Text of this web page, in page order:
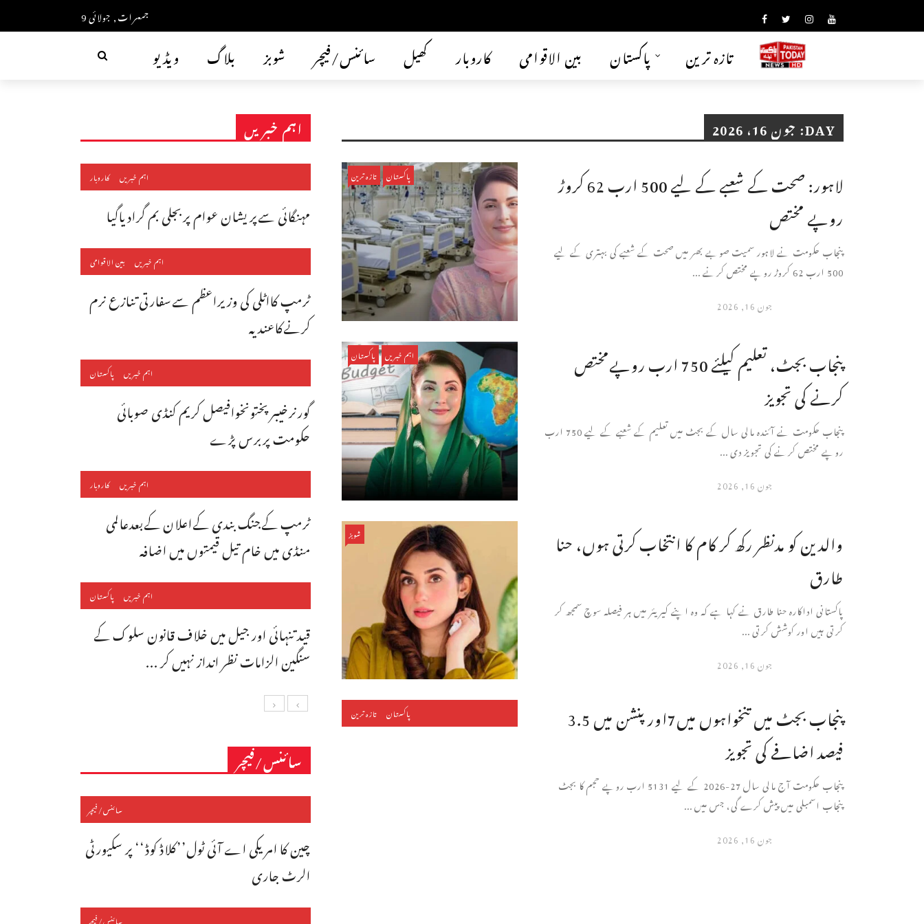
جمعرات, جولائی 9
ویڈیو بلاگ شوبز سائنس/فیچر کھیل کاروبار بین الاقوامی پاکستان تازہ ترین
DAY: جون 16، 2026
پاکستان تازہ ترین
لاہور: صحت کے شعبے کے لیے 500 ارب 62 کروڑ
روپے مختص
پنجاب حکومت نے لاہور سمیت صوبے بھر میں صحت کے شعبے کی بہتری کے لیے
500 ارب 62 کروڑ روپے مختص کرنے ...
جون 16, 2026
اہم خبریں پاکستان
پنجاب بجٹ، تعلیم کیلئے 750 ارب روپےمختص
کرنے کی تجویز
پنجاب حکومت نے آئندہ مالی سال کے بجٹ میں تعلیم کے شعبے کے لیے 750 ارب
روپے مختص کرنے کی تجویز دی ...
جون 16, 2026
شوبز
والدین کو مدنظر رکھ کر کام کا انتخاب کرتی ہوں، حنا
طارق
پاکستانی اداکارہ حنا طارق نے کہا ہے کہ وہ اپنے کیریئر میں ہر فیصلہ سوچ سمجھ کر
کرتی ہیں اور کوشش کرتی ...
جون 16, 2026
پاکستان تازہ ترین
پنجاب بجٹ میں تنخواہوں میں7اور پنشن میں 3.5
فیصد اضافے کی تجویز
پنجاب حکومت آج مالی سال 27-2026 کے لیے 5131 ارب روپے حجم کا بجٹ
پنجاب اسمبلی میں پیش کرے گی، جس میں ...
جون 16, 2026
اہم خبریں
اہم خبریں کاروبار
مہنگائی سےپریشان عوام پربجلی بم گرادیاگیا
اہم خبریں بین الاقوامی
ٹرمپ کااٹلی کی وزیراعظم سےسفارتی تنازع نرم
کرنےکاعندیہ
اہم خبریں پاکستان
گورنرخیبرپختونخوافیصل کریم کنڈی صوبائی
حکومت پربرس پڑے
اہم خبریں کاروبار
ٹرمپ کےجنگ بندی کےاعلان کےبعدعالمی
منڈی میں خام تیل قیمتوں میں اضافہ
اہم خبریں پاکستان
قید تنہائی اور جیل میں خلاف قانون سلوک کے
سنگین الزامات نظر انداز نہیں کر ...
سائنس/فیچر
سائنس/فیچر
چین کا امریکی اے آئی ٹول’’کلاڈ کوڈ‘‘ پر سکیورٹی
الرٹ جاری
سائنس/فیچر